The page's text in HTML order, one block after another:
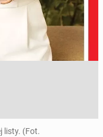
listy. (Fot.